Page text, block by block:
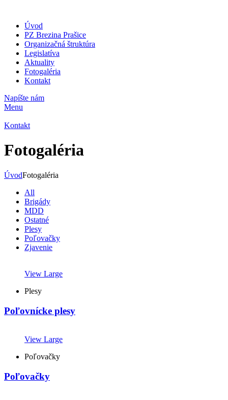
Úvod
PZ Brezina Prašice
Organizačná štruktúra
Legislatíva
Aktuality
Fotogaléria
Kontakt
Napíšte nám
Menu
Kontakt
Fotogaléria
ÚvodFotogaléria
All
Brigády
MDD
Ostatné
Plesy
Poľovačky
Zjavenie
View Large
Plesy
Poľovnícke plesy
View Large
Poľovačky
Poľovačky